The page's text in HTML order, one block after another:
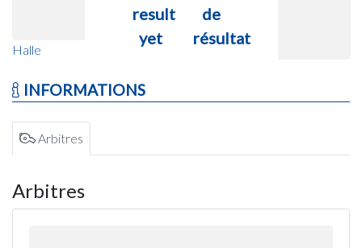
Halle
result
yet
de
résultat
INFORMATIONS
Arbitres
Arbitres